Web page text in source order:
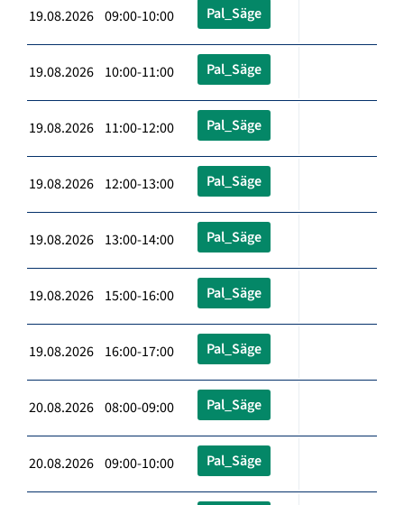
19.08.2026 09:00-10:00 Pal_Säge
19.08.2026 10:00-11:00 Pal_Säge
19.08.2026 11:00-12:00 Pal_Säge
19.08.2026 12:00-13:00 Pal_Säge
19.08.2026 13:00-14:00 Pal_Säge
19.08.2026 15:00-16:00 Pal_Säge
19.08.2026 16:00-17:00 Pal_Säge
20.08.2026 08:00-09:00 Pal_Säge
20.08.2026 09:00-10:00 Pal_Säge